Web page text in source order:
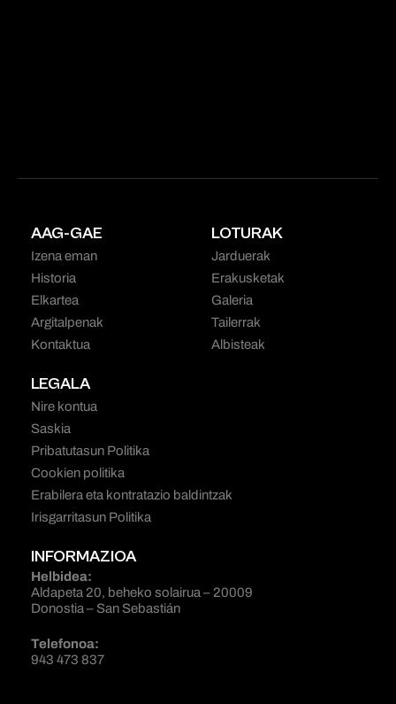
AAG-GAE
Izena eman
Historia
Elkartea
Argitalpenak
Kontaktua
LOTURAK
Jarduerak
Erakusketak
Galeria
Tailerrak
Albisteak
LEGALA
Nire kontua
Saskia
Pribatutasun Politika
Cookien politika
Erabilera eta kontratazio baldintzak
Irisgarritasun Politika
INFORMAZIOA
Helbidea:
Aldapeta 20, beheko solairua – 20009
Donostia – San Sebastián
Telefonoa:
943 473 837